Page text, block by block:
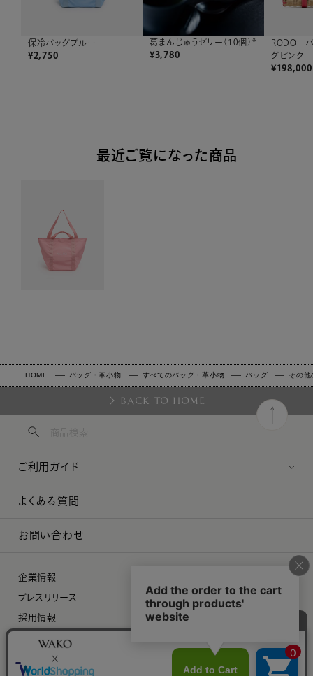
保冷バッグブルー
¥2,750
葛まんじゅうゼリー（10個）*
¥3,780
RODO バ
グピンク
¥198,000
最近ご覧になった商品
HOME バッグ・革小物 すべてのバッグ・革小物 バッグ その他
BACK TO HOME
ご利用ガイド
よくある質問
お問い合わせ
企業情報
プレスリリース
採用情報
特定商取引に関する法律に基づく表示
プライバシーポリシー